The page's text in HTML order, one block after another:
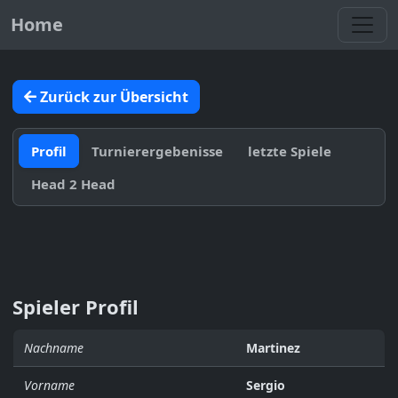
Home
Zurück zur Übersicht
Profil Turnierergebenisse
letzte Spiele
Head 2 Head
Spieler Profil
Nachname Martinez
Vorname Sergio